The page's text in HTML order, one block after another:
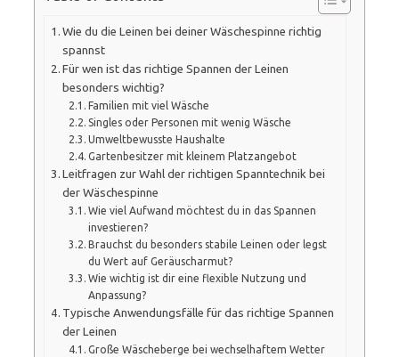
Wie du die Leinen bei deiner Wäschespinne richtig
spannst
Für wen ist das richtige Spannen der Leinen
besonders wichtig?
Familien mit viel Wäsche
Singles oder Personen mit wenig Wäsche
Umweltbewusste Haushalte
Gartenbesitzer mit kleinem Platzangebot
Leitfragen zur Wahl der richtigen Spanntechnik bei
der Wäschespinne
Wie viel Aufwand möchtest du in das Spannen
investieren?
Brauchst du besonders stabile Leinen oder legst
du Wert auf Geräuscharmut?
Wie wichtig ist dir eine flexible Nutzung und
Anpassung?
Typische Anwendungsfälle für das richtige Spannen
der Leinen
Große Wäscheberge bei wechselhaftem Wetter